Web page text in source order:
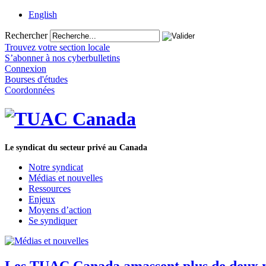
English
Rechercher
Trouvez votre section locale
S’abonner à nos cyberbulletins
Connexion
Bourses d'études
Coordonnées
Le syndicat du secteur privé au Canada
Notre syndicat
Médias et nouvelles
Ressources
Enjeux
Moyens d’action
Se syndiquer